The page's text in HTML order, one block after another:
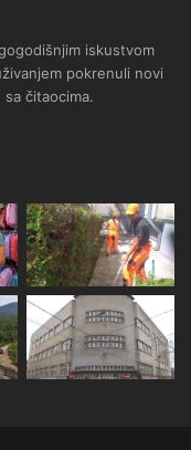
iskustvom
pokrenuli novi
čitaocima.